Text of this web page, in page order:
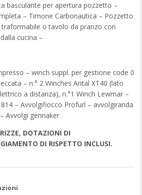
basculante per apertura pozzetto –
– Timone Carbonautica – Pozzetto
o tavolo da pranzo con
cucina –
– winch suppl. per gestione code 0
– n.° 2 Winches Antal XT40 (lato
a distanza), n.°1 Winch Lewmar –
– Avvolgifiocco Profurl – avvolgiranda
Avvolgi gennaker
DOTAZIONI DI
DI RISPETTO INCLUSI.